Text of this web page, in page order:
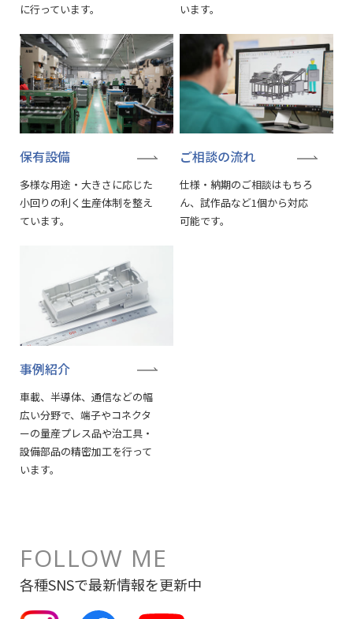
に行っています。
います。
保有設備
多様な用途・大きさに応じた
小回りの利く生産体制を整え
ています。
ご相談の流れ
仕様・納期のご相談はもちろ
ん、試作品など1個から対応
可能です。
事例紹介
車載、半導体、通信などの幅
広い分野で、端子やコネクタ
ーの量産プレス品や治工具・
設備部品の精密加工を行って
います。
FOLLOW ME
各種SNSで最新情報を更新中